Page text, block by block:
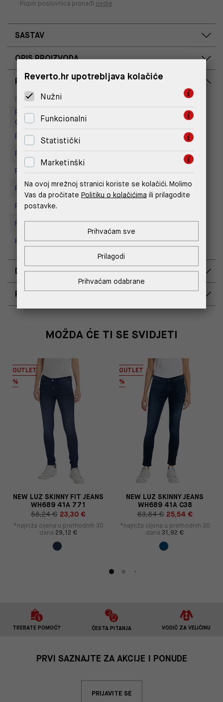
Popis poslovnica pronađi ovdje
SASTAV
OPIS PROIZVODA
RASPOLOŽIVOST PO POSLOVNICAMA
Poslovnica
Na upit
Replay Outlet Store, Designer
Outlet Croatia
Replay store, Arena centar
Replay Store, City Center One
Replay Store, Joker Centar
Replay Store, Mall of Split
Replay store, Tower Centar
Replay Store, Supernova Zadar
Replay Outlet Store, Split
DOSTAVA
POVRAT I ZAMJENA
MOŽDA ĆE TI SE SVIDJETI
OUTLET
%
NEW LUZ SKINNY FIT JEANS
WH689 41A 771
58,24 € 23,30 €
*najniža cijena u prethodnih 30
dana 29,12 €
OUTLET
%
NEW LUZ SKINNY JEANS
WH689 41A C38
63,84 € 25,54 €
*najniža cijena u prethodnih 30
dana 31,92 €
TREBATE POMOĆ? ČESTA PITANJA VODIČ ZA VELIČINU
PRVI SAZNAJTE ZA AKCIJE I PONUDE
PRIJAVITE SE
Reverto.hr upotrebljava kolačiće
Nužni
Funkcionalni
Statistički
Marketinški
Na ovoj mrežnoj stranici koriste se kolačići. Molimo
Vas da pročitate Politiku o kolačićima ili prilagodite
postavke.
Prihvaćam odabrane
Prilagodi
Prihvaćam sve